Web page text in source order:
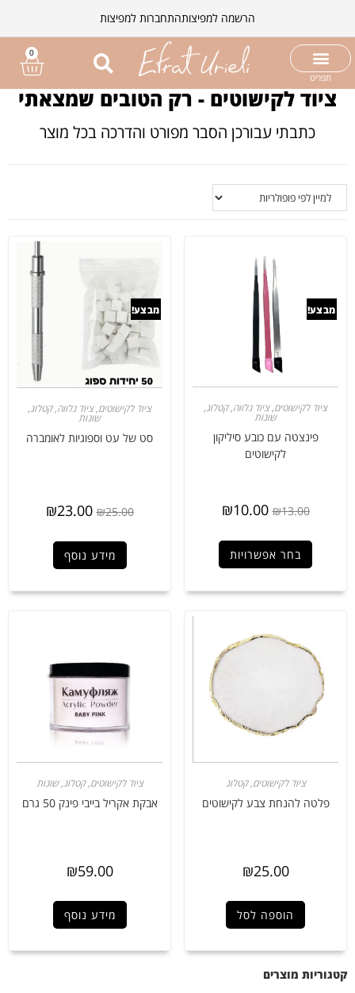
הרשמה למפיצותהתחברות למפיצות
תפריט
0
ציוד לקישוטים - רק הטובים שמצאתי
כתבתי עבורכן הסבר מפורט והדרכה בכל מוצר
קטגוריות מוצרים
מבצע!
ציוד לקישוטים,ציוד נלווה,קטלוג,
שונות
פינצטה עם כובע סיליקון
לקישוטים
₪13.00
₪10.00
בחר אפשרויות
מבצע!
ציוד לקישוטים,ציוד נלווה,קטלוג,
שונות
סט של עט וספוגיות לאומברה
₪25.00
₪23.00
מידע נוסף
ציוד לקישוטים,קטלוג
פלטה להנחת צבע לקישוטים
₪25.00
הוספה לסל
ציוד לקישוטים,קטלוג,שונות
אבקת אקריל בייבי פינק 50 גרם
₪59.00
מידע נוסף